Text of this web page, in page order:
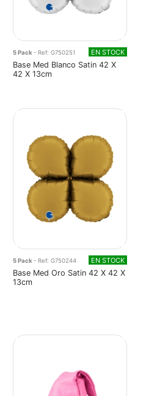
5 Pack - Ref: G750251 EN STOCK
Base Med Blanco Satin 42 X
42 X 13cm
5 Pack - Ref: G750244 EN STOCK
Base Med Oro Satin 42 X 42 X
13cm